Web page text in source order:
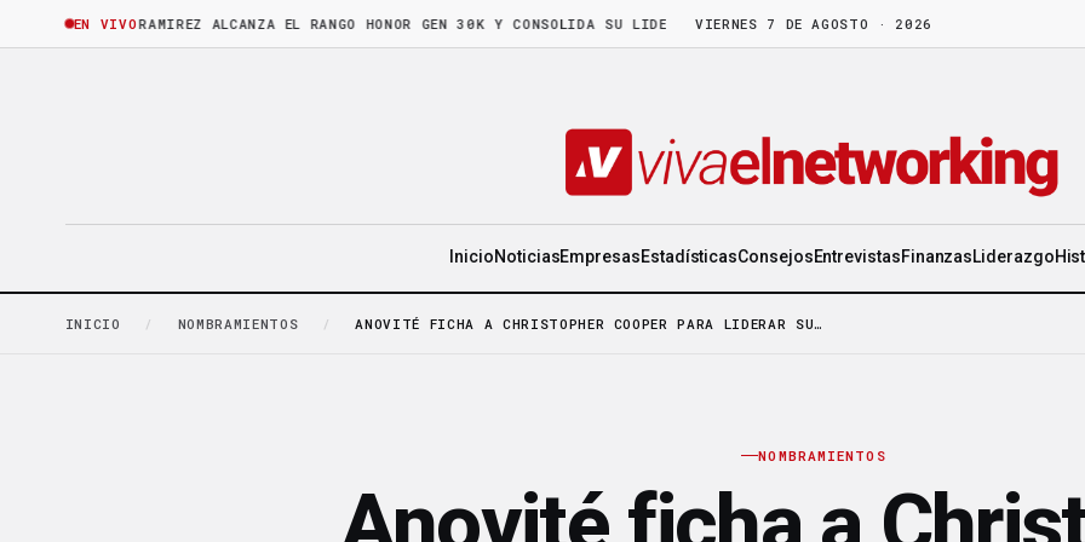
EN VIVO
BRUNO RAMIREZ ALCANZA EL RANGO HONOR GEN 30K Y CONSOLIDA SU LIDERAZGO EN WORLD GEN·LA FRUTA MADURA NO ESPERA: HAY
VIERNES 7 DE AGOSTO · 2026
InicioNoticiasEmpresasEstadísticasConsejosEntrevistasFinanzasLiderazgo
INICIO / NOMBRAMIENTOS / ANOVITÉ FICHA A CHRISTOPHER COOPER PARA LIDERAR SU…
NOMBRAMIENTOS